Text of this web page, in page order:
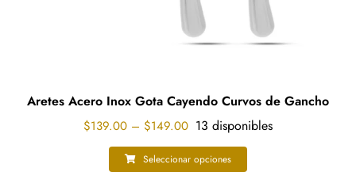
Aretes Acero Inox Gota Cayendo Curvos de Gancho
$139.00 – $149.00Price
range:
$139.00
through
13 disponibles
Seleccionar opciones
Este